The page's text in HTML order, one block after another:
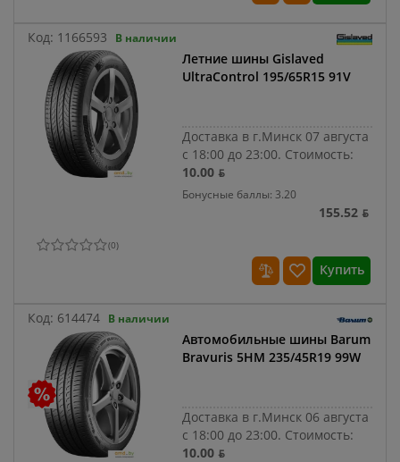
Код: 1166593 В наличии
Летние шины Gislaved
UltraControl 195/65R15 91V
Доставка в г.Минск 07 августа
с 18:00 до 23:00. Стоимость:
10.00 ƃ
Бонусные баллы: 3.20
155.52 ƃ
(0)
Купить
Код: 614474 В наличии
Автомобильные шины Barum
Bravuris 5HM 235/45R19 99W
Доставка в г.Минск 06 августа
с 18:00 до 23:00. Стоимость:
10.00 ƃ